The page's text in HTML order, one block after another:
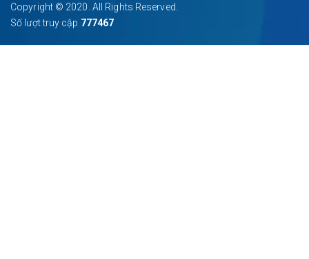
Copyright © 2020. All Rights Reserved.
Số lượt truy cập 777467